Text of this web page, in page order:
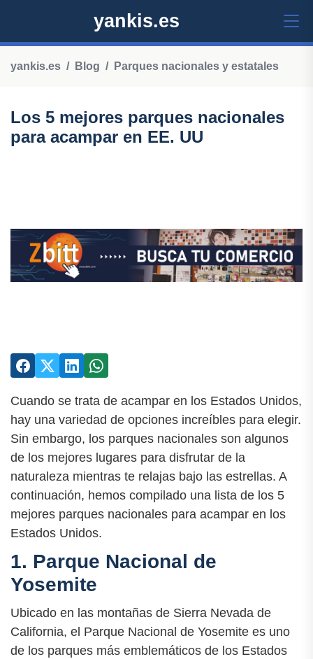
yankis.es
yankis.es Blog Parques nacionales y estatales
Los 5 mejores parques nacionales
para acampar en EE. UU
Cuando se trata de acampar en los Estados Unidos,
hay una variedad de opciones increíbles para elegir.
Sin embargo, los parques nacionales son algunos
de los mejores lugares para disfrutar de la
naturaleza mientras te relajas bajo las estrellas. A
continuación, hemos compilado una lista de los 5
mejores parques nacionales para acampar en los
Estados Unidos.
1. Parque Nacional de
Yosemite
Ubicado en las montañas de Sierra Nevada de
California, el Parque Nacional de Yosemite es uno
de los parques más emblemáticos de los Estados